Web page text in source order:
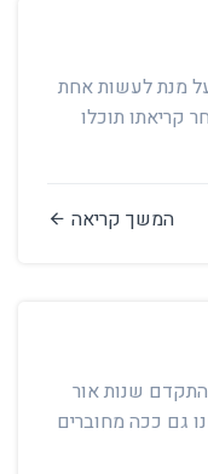
מנת לעשות אחת
קריאתו תוכלו
המשך קריאה
התקדם שנות אור
גם ככה מחוברים